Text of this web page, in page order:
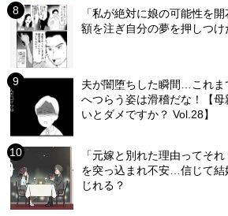
「私が絶対に娘の可能性を
額を注ぎ自分の夢を押しつ
夫が闇堕ちした瞬間…これま
へつらう姿は滑稽だな！【
いとダメですか？ Vol.28】
「元嫁と別れた理由ってそ
を突っ込まれ不安…信じて結
じれる？